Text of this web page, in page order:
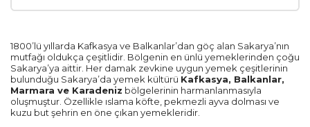
1800’lü yıllarda Kafkasya ve Balkanlar’dan göç alan Sakarya’nın
mutfağı oldukça çeşitlidir. Bölgenin en ünlü yemeklerinden çoğu
Sakarya’ya aittir. Her damak zevkine uygun yemek çeşitlerinin
bulunduğu Sakarya’da yemek kültürü Kafkasya, Balkanlar,
Marmara ve Karadeniz bölgelerinin harmanlanmasıyla
oluşmuştur. Özellikle ıslama köfte, pekmezli ayva dolması ve
kuzu but şehrin en öne çıkan yemekleridir.